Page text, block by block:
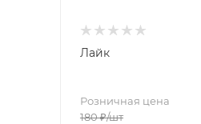
Лайк
Розничная цена
180₽/шт